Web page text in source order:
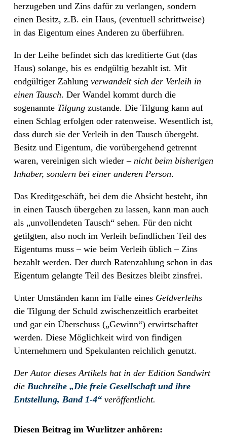
herzugeben und Zins dafür zu verlangen, sondern
einen Besitz, z.B. ein Haus, (eventuell schrittweise)
in das Eigentum eines Anderen zu überführen.
In der Leihe befindet sich das kreditierte Gut (das
Haus) solange, bis es endgültig bezahlt ist. Mit
endgültiger Zahlung verwandelt sich der Verleih in
einen Tausch. Der Wandel kommt durch die
sogenannte Tilgung zustande. Die Tilgung kann auf
einen Schlag erfolgen oder ratenweise. Wesentlich ist,
dass durch sie der Verleih in den Tausch übergeht.
Besitz und Eigentum, die vorübergehend getrennt
waren, vereinigen sich wieder – nicht beim bisherigen
Inhaber, sondern bei einer anderen Person.
Das Kreditgeschäft, bei dem die Absicht besteht, ihn
in einen Tausch übergehen zu lassen, kann man auch
als „unvollendeten Tausch“ sehen. Für den nicht
getilgten, also noch im Verleih befindlichen Teil des
Eigentums muss – wie beim Verleih üblich – Zins
bezahlt werden. Der durch Ratenzahlung schon in das
Eigentum gelangte Teil des Besitzes bleibt zinsfrei.
Unter Umständen kann im Falle eines Geldverleihs
die Tilgung der Schuld zwischenzeitlich erarbeitet
und gar ein Überschuss („Gewinn“) erwirtschaftet
werden. Diese Möglichkeit wird von findigen
Unternehmern und Spekulanten reichlich genutzt.
Der Autor dieses Artikels hat in der Edition Sandwirt
die Buchreihe „Die freie Gesellschaft und ihre
Entstellung, Band 1-4“ veröffentlicht.
Diesen Beitrag im Wurlitzer anhören: